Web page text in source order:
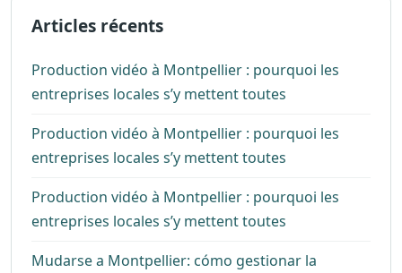
Articles récents
Production vidéo à Montpellier : pourquoi les
entreprises locales s’y mettent toutes
Production vidéo à Montpellier : pourquoi les
entreprises locales s’y mettent toutes
Production vidéo à Montpellier : pourquoi les
entreprises locales s’y mettent toutes
Mudarse a Montpellier: cómo gestionar la